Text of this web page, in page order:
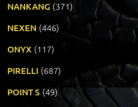
NANKANG (371)
NEXEN (446)
ONYX (117)
PIRELLI (687)
POINT S (49)